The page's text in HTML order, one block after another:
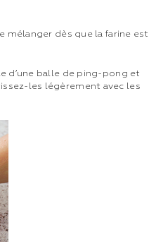
mélanger dès que la farine est
d’une balle de ping-pong et
les légèrement avec les